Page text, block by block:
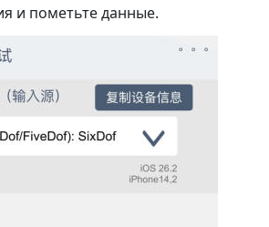
и пометьте данные.